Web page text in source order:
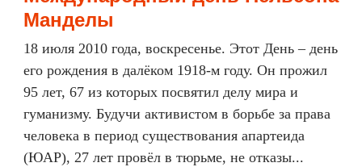
Манделы
18 июля 2010 года, воскресенье. Этот День – день
его рождения в далёком 1918-м году. Он прожил
95 лет, 67 из которых посвятил делу мира и
гуманизму. Будучи активистом в борьбе за права
человека в период существования апартеида
(ЮАР), 27 лет провёл в тюрьме, не отказы...